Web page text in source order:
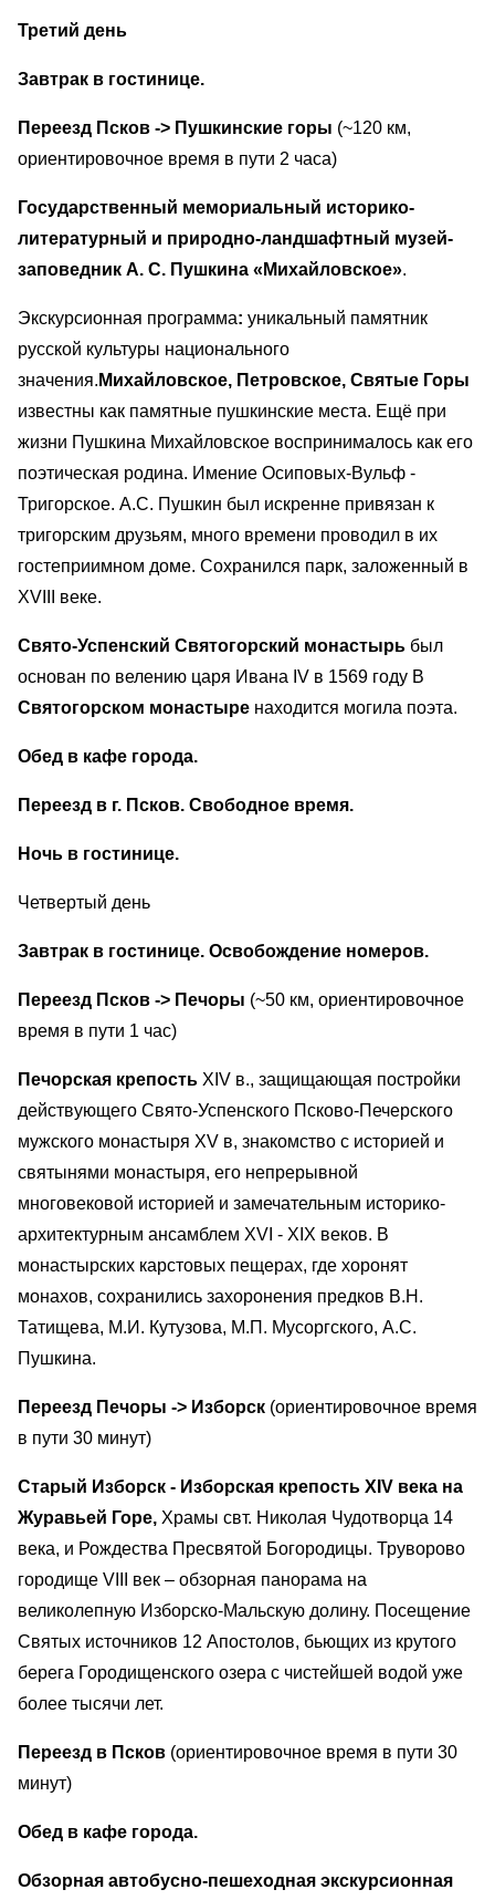
Третий день
Завтрак в гостинице.
Переезд Псков -> Пушкинские горы (~120 км,
ориентировочное время в пути 2 часа)
Государственный мемориальный историко-
литературный и природно-ландшафтный музей-
заповедник А. С. Пушкина «Михайловское».
Экскурсионная программа: уникальный памятник
русской культуры национального
значения. Михайловское, Петровское, Святые Горы
известны как памятные пушкинские места. Ещё при
жизни Пушкина Михайловское воспринималось как его
поэтическая родина. Имение Осиповых-Вульф -
Тригорское. А.С. Пушкин был искренне привязан к
тригорским друзьям, много времени проводил в их
гостеприимном доме. Сохранился парк, заложенный в
XVIII веке.
Свято-Успенский Святогорский монастырь был
основан по велению царя Ивана IV в 1569 году В
Святогорском монастыре находится могила поэта.
Обед в кафе города.
Переезд в г. Псков. Свободное время.
Ночь в гостинице.
Четвертый день
Завтрак в гостинице. Освобождение номеров.
Переезд Псков -> Печоры (~50 км, ориентировочное
время в пути 1 час)
Печорская крепость XIV в., защищающая постройки
действующего Свято-Успенского Псково-Печерского
мужского монастыря XV в, знакомство с историей и
святынями монастыря, его непрерывной
многовековой историей и замечательным историко-
архитектурным ансамблем XVI - XIX веков. В
монастырских карстовых пещерах, где хоронят
монахов, сохранились захоронения предков В.Н.
Татищева, М.И. Кутузова, М.П. Мусоргского, А.С.
Пушкина.
Переезд Печоры -> Изборск (ориентировочное время
в пути 30 минут)
Старый Изборск - Изборская крепость XIV века на
Журавьей Горе, Храмы свт. Николая Чудотворца 14
века, и Рождества Пресвятой Богородицы. Труворово
городище VIII век – обзорная панорама на
великолепную Изборско-Мальскую долину. Посещение
Святых источников 12 Апостолов, бьющих из крутого
берега Городищенского озера с чистейшей водой уже
более тысячи лет.
Переезд в Псков (ориентировочное время в пути 30
минут)
Обед в кафе города.
Обзорная автобусно-пешеходная экскурсионная